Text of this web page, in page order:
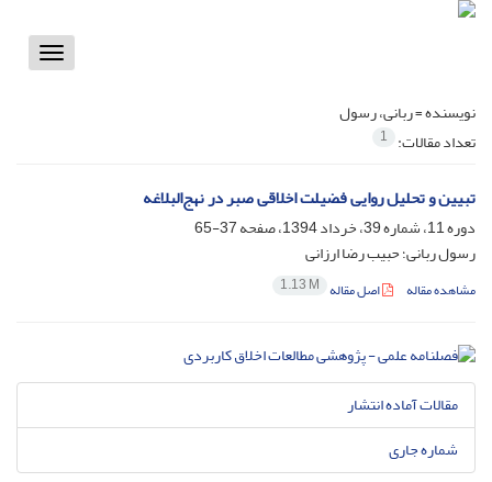
Toggle
نویسنده =ربانی، رسول
تعداد مقالات: 1
تبیین و تحلیل روایی فضیلت اخلاقی صبر در نهج‌البلاغه
دوره 11، شماره 39، خرداد 1394، صفحه
37-65
رسول ربانی؛ حبیب رضا ارزانی
مشاهده مقاله اصل مقاله 1.13 M
مقالات آماده انتشار
شماره جاری